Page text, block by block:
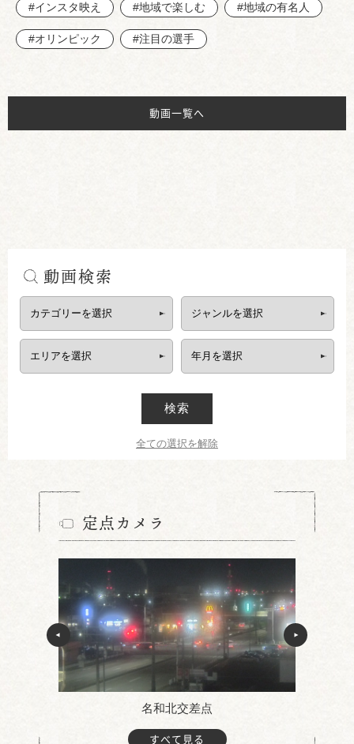
#インスタ映え #地域で楽しむ #地域の有名人
#オリンピック #注目の選手
動画一覧へ
動画検索
検索
全ての選択を解除
定点カメラ
名和北交差点
すべて見る